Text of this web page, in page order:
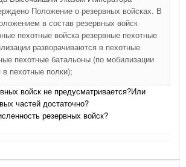
Положение о резервных войсках. В
в состав резервных войск
пехотные войска резервные пехотные
разворачиваются в пехотные
пехотные батальоны (по мобилизации
пехотные полки);
войск не предусматривается?Или
частей достаточно?
резервных войск?